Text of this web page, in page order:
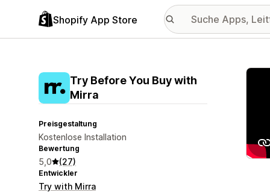
Shopify App Store
Try Before You Buy with
Mirra
Preisgestaltung
Kostenlose Installation
Bewertung
5,0 (27)
Entwickler
Try with Mirra